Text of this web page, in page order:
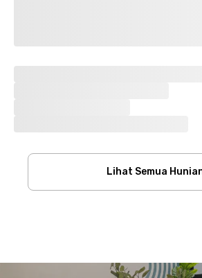
Lihat Semua